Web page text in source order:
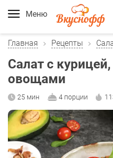
Меню
Главная Рецепты
Салат с
овощами
25 мин 4 порции